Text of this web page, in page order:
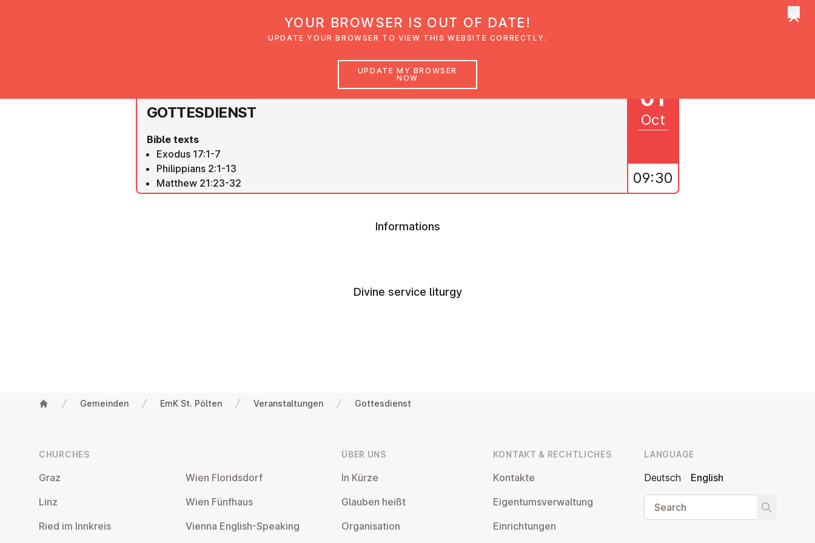
Gemeinden Glaubensimpulse News Veranstaltungen
GOTTES­DI­ENST
Bible texts
Exodus 17:1-7
Philippians 2:1-13
Matthew 21:23-32
01
Oct
09:30
Informations
Divine service liturgy
Gemeinden EmK St. Pölten Veranstaltungen Gottesdienst
CHURCHES
Graz
Linz
Ried im Innkreis
Wien Flor­idsdorf
Wien Fünfhaus
Vienna English-Speaking
ÜBER UNS
In Kürze
Glauben heißt
Or­gan­isa­tion
KONTAKT & RECHT­LICHES
Kontakte
Ei­gentums­ver­wal­tung
Ein­rich­tun­gen
LANGUAGE
Deutsch
English
Search
Start
YOUR BROWSER IS OUT OF DATE!
UPDATE YOUR BROWSER TO VIEW THIS WEBSITE CORRECTLY.
UPDATE MY BROWSER
NOW
×